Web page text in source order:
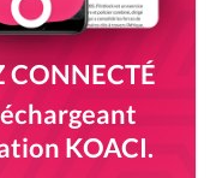
CONNECTÉ
KOACI.